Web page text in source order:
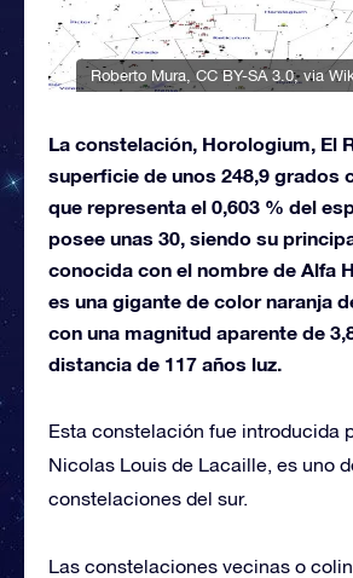
Roberto Mura ,CC BY-SA 3.0, via
La constelación, Horologium, El
superficie de unos 248,9 grados
que representa el 0,603 % del
posee unas 30, siendo su
conocida con el nombre de Alfa
es una gigante de color naranja
con una magnitud aparente de
distancia de 117 años luz.
Esta constelación fue introducida
Nicolas Louis de Lacaille, es uno
constelaciones del sur.
Las constelaciones vecinas o